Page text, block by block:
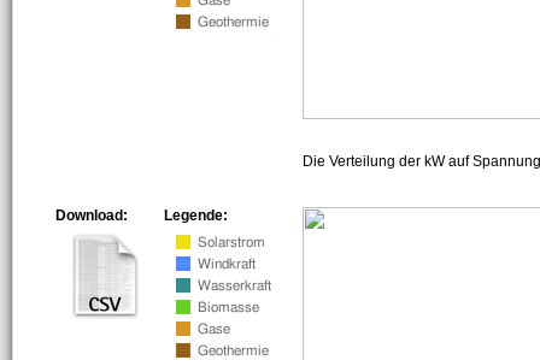
Die Verteilung der kW auf
Legende:
Download: